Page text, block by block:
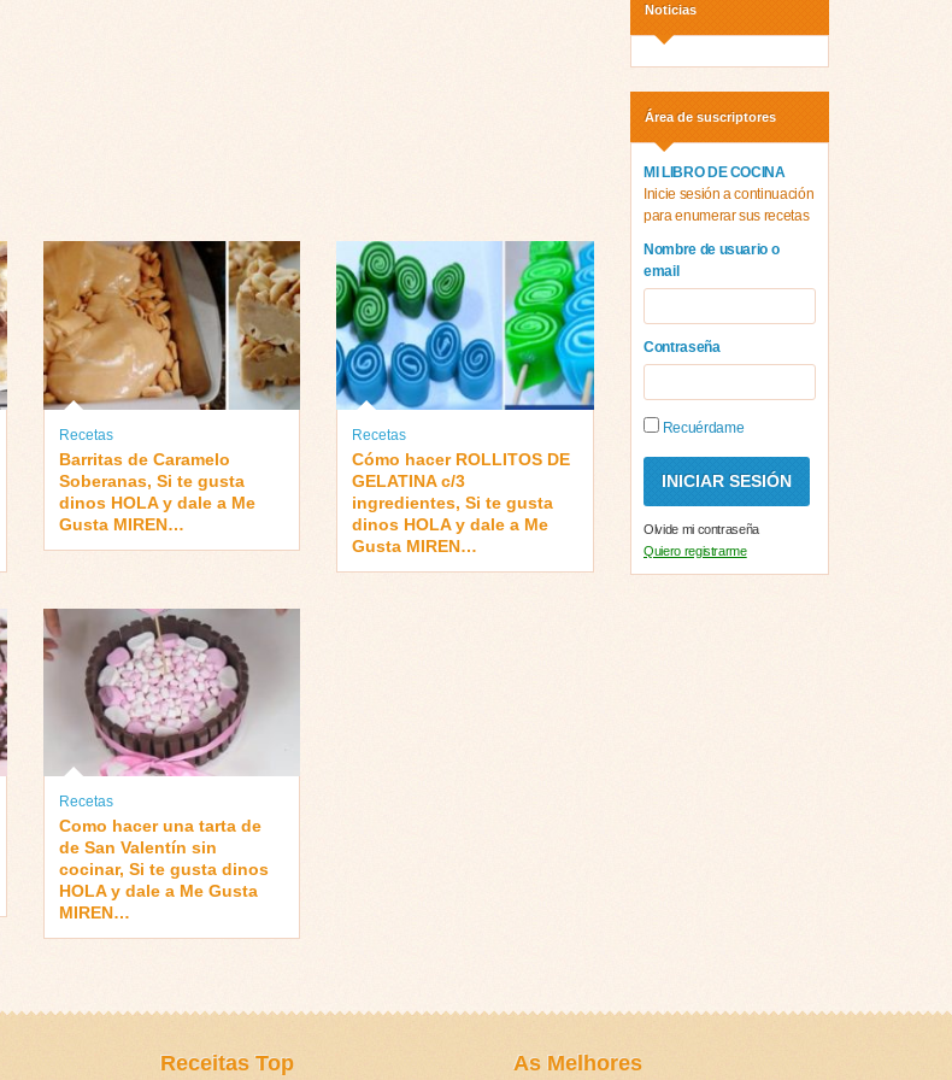
Recetas
Barritas de Caramelo
Soberanas, Si te gusta
dinos HOLA y dale a Me
Gusta MIREN…
Recetas
Cómo hacer ROLLITOS DE
GELATINA c/3
ingredientes, Si te gusta
dinos HOLA y dale a Me
Gusta MIREN…
Recetas
Como hacer una tarta de
de San Valentín sin
cocinar, Si te gusta dinos
HOLA y dale a Me Gusta
MIREN…
Noticias
Área de suscriptores
MI LIBRO DE COCINA
Inicie sesión a continuación
para enumerar sus recetas
Nombre de usuario o
email
Contraseña
Recuérdame
Olvide mi contraseña
Quiero registrarme
Receitas Top As Melhores